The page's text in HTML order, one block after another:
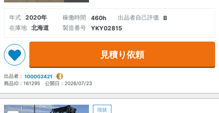
年式 2020年 稼働時間 460h 出品者自己評価
B
在庫地
北海道 製造番号 YKY02815
見積り依頼
出品者： 100002421
商品ID： 161295 公開日： 2026/07/23
現状